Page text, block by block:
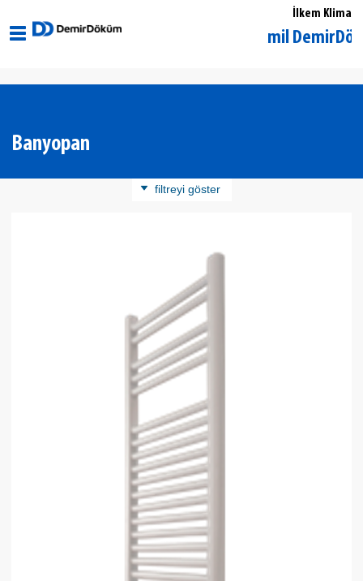
İlkem Klima
Gaziantep Şehitkamil DemirDöküm
Banyopan
filtreyi göster